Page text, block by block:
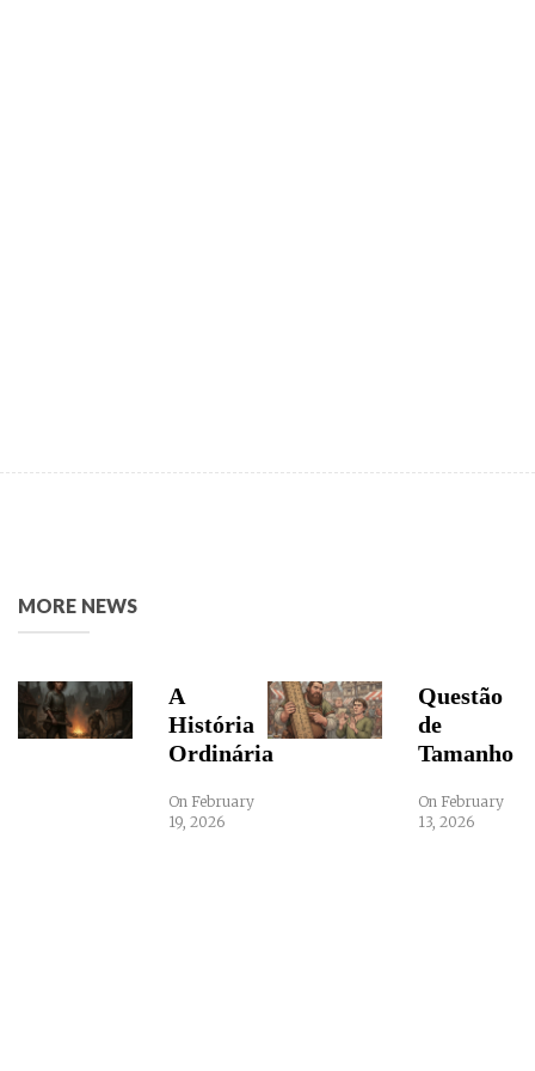
MORE NEWS
A
História
Ordinária
On February
19, 2026
Questão
de
Tamanho
On February
13, 2026